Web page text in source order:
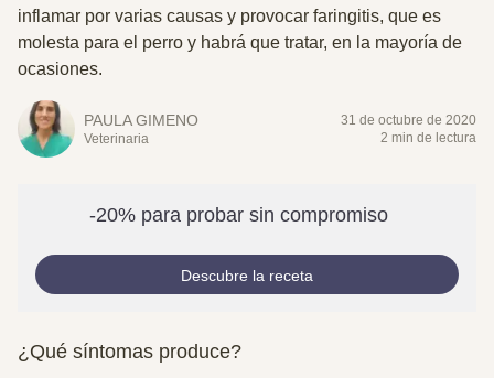
inflamar por varias causas y provocar faringitis, que es
molesta para el perro y habrá que tratar, en la mayoría de
ocasiones.
PAULA GIMENO
Veterinaria
31 de octubre de 2020
2 min de lectura
-20% para probar sin compromiso
Descubre la receta
¿Qué síntomas produce?